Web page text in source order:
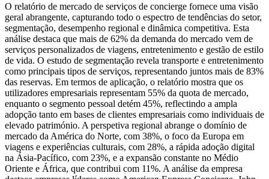
O relatório de mercado de serviços de concierge fornece uma visão
geral abrangente, capturando todo o espectro de tendências do setor,
segmentação, desempenho regional e dinâmica competitiva. Esta
análise destaca que mais de 62% da demanda do mercado vem de
serviços personalizados de viagens, entretenimento e gestão de estilo
de vida. O estudo de segmentação revela transporte e entretenimento
como principais tipos de serviços, representando juntos mais de 83%
das reservas. Em termos de aplicação, o relatório mostra que os
utilizadores empresariais representam 55% da quota de mercado,
enquanto o segmento pessoal detém 45%, reflectindo a ampla
adopção tanto em bases de clientes empresariais como individuais de
elevado património. A perspetiva regional abrange o domínio de
mercado da América do Norte, com 38%, o foco da Europa em
viagens e experiências culturais, com 28%, a rápida adoção digital
na Ásia-Pacífico, com 23%, e a expansão constante no Médio
Oriente e África, que contribui com 11%. A análise da empresa